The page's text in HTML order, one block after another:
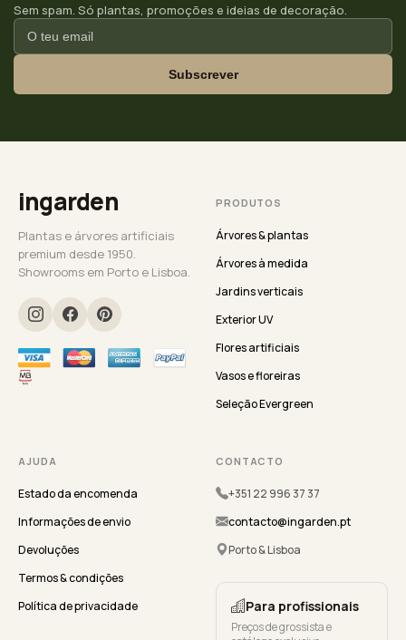
Sem spam. Só plantas, promoções e ideias de decoração.
Subscrever
ingarden
Plantas e árvores artificiais
premium desde 1950.
Showrooms em Porto e Lisboa.
PRODUTOS
Árvores & plantas
Árvores à medida
Jardins verticais
Exterior UV
Flores artificiais
Vasos e floreiras
Seleção Evergreen
AJUDA
Estado da encomenda
Informações de envio
Devoluções
Termos & condições
Política de privacidade
CONTACTO
+351 22 996 37 37
contacto@ingarden.pt
Porto & Lisboa
Para profissionais
Preços de grossista e